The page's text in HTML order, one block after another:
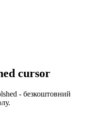
cursor
- безкоштовний